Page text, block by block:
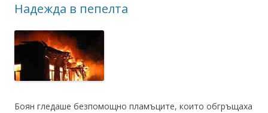
Надежда в пепелта
Боян гледаше безпомощно пламъците, които обгръщаха